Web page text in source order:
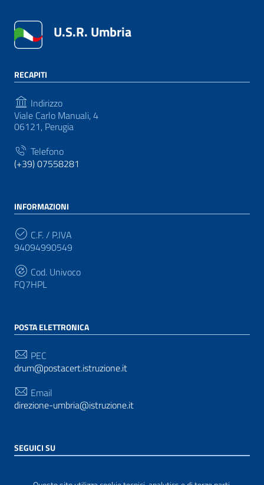
U.S.R. Umbria
RECAPITI
Indirizzo
Viale Carlo Manuali, 4
06121, Perugia
Telefono
(+39) 07558281
INFORMAZIONI
C.F. / P.IVA
94094990549
Cod. Univoco
FQ7HPL
POSTA ELETTRONICA
PEC
drum@postacert.istruzione.it
Email
direzione-umbria@istruzione.it
SEGUICI SU